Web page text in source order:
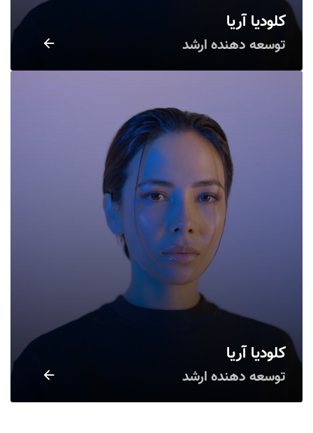
کلودیا آریا
توسعه دهنده ارشد
کلودیا آریا
توسعه دهنده ارشد